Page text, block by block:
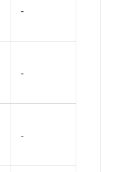
-
-
-